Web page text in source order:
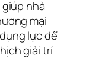
nhà
mại
lực để
giải trí